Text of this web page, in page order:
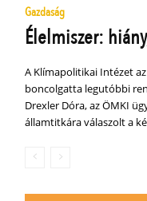
Gazdaság
Élelmiszer:
A Klímapolitikai Intézet
boncolgatta legutóbbi
Drexler Dóra, az ÖMKI
államtitkára válaszolt a